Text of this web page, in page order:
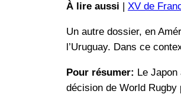
À lire aussi XV de
Un autre dossier, en
l’Uruguay. Dans ce
Pour résumer: Le
décision de World Rugby